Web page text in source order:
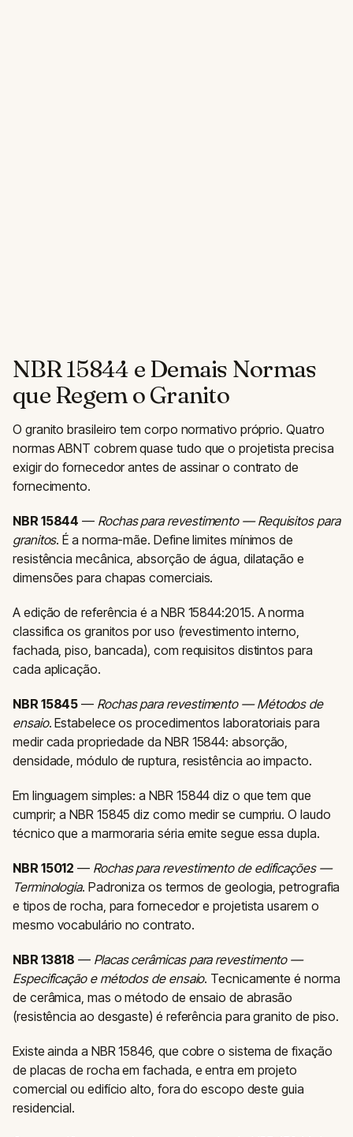
NBR 15844 e Demais Normas
que Regem o Granito
O granito brasileiro tem corpo normativo próprio. Quatro
normas ABNT cobrem quase tudo que o projetista precisa
exigir do fornecedor antes de assinar o contrato de
fornecimento.
NBR 15844 — Rochas para revestimento — Requisitos para
granitos. É a norma-mãe. Define limites mínimos de
resistência mecânica, absorção de água, dilatação e
dimensões para chapas comerciais.
A edição de referência é a NBR 15844:2015. A norma
classifica os granitos por uso (revestimento interno,
fachada, piso, bancada), com requisitos distintos para
cada aplicação.
NBR 15845 — Rochas para revestimento — Métodos de
ensaio. Estabelece os procedimentos laboratoriais para
medir cada propriedade da NBR 15844: absorção,
densidade, módulo de ruptura, resistência ao impacto.
Em linguagem simples: a NBR 15844 diz o que tem que
cumprir; a NBR 15845 diz como medir se cumpriu. O laudo
técnico que a marmoraria séria emite segue essa dupla.
NBR 15012 — Rochas para revestimento de edificações —
Terminologia. Padroniza os termos de geologia, petrografia
e tipos de rocha, para fornecedor e projetista usarem o
mesmo vocabulário no contrato.
NBR 13818 — Placas cerâmicas para revestimento —
Especificação e métodos de ensaio. Tecnicamente é norma
de cerâmica, mas o método de ensaio de abrasão
(resistência ao desgaste) é referência para granito de piso.
Existe ainda a NBR 15846, que cobre o sistema de fixação
de placas de rocha em fachada, e entra em projeto
comercial ou edifício alto, fora do escopo deste guia
residencial.